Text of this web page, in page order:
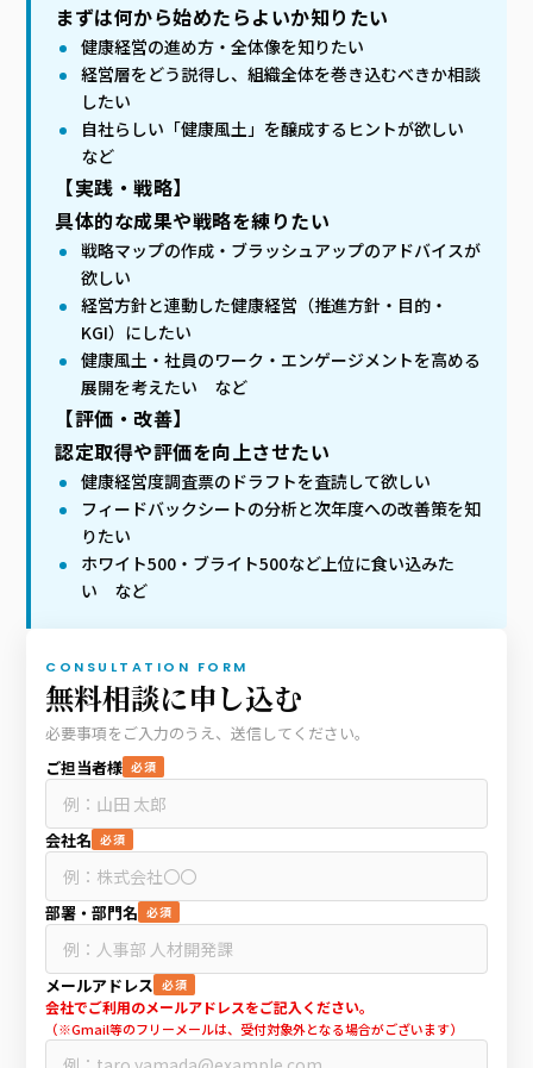
まずは何から始めたらよいか知りたい
健康経営の進め方・全体像を知りたい
経営層をどう説得し、組織全体を巻き込むべきか相談
したい
自社らしい「健康風土」を醸成するヒントが欲しい
など
【実践・戦略】
具体的な成果や戦略を練りたい
戦略マップの作成・ブラッシュアップのアドバイスが
欲しい
経営方針と連動した健康経営（推進方針・目的・
KGI）にしたい
健康風土・社員のワーク・エンゲージメントを高める
展開を考えたい など
【評価・改善】
認定取得や評価を向上させたい
健康経営度調査票のドラフトを査読して欲しい
フィードバックシートの分析と次年度への改善策を知
りたい
ホワイト500・ブライト500など上位に食い込みた
い など
CONSULTATION FORM
無料相談に申し込む
必要事項をご入力のうえ、送信してください。
ご担当者様 必須
会社名 必須
部署・部門名 必須
メールアドレス 必須
会社でご利用のメールアドレスをご記入ください。
（※Gmail等のフリーメールは、受付対象外となる場合がございます）